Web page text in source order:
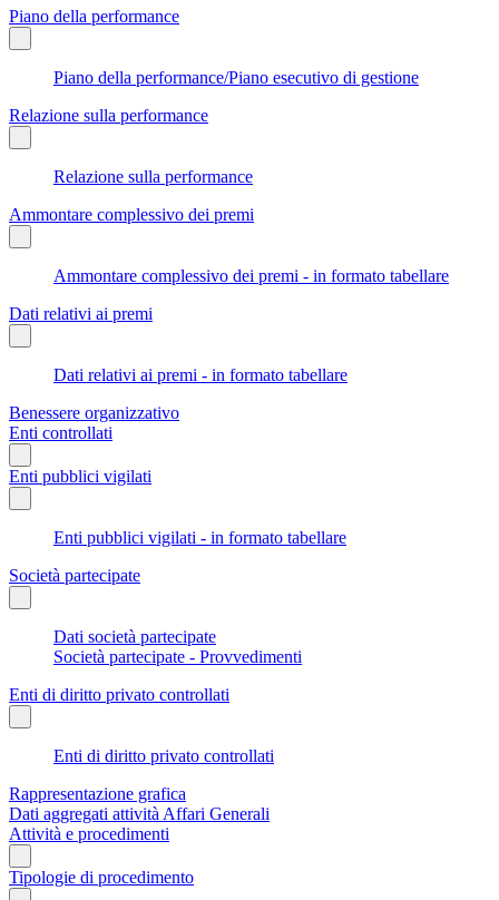
Piano della performance
Piano della performance/Piano esecutivo di gestione
Relazione sulla performance
Relazione sulla performance
Ammontare complessivo dei premi
Ammontare complessivo dei premi - in formato tabellare
Dati relativi ai premi
Dati relativi ai premi - in formato tabellare
Benessere organizzativo
Enti controllati
Enti pubblici vigilati
Enti pubblici vigilati - in formato tabellare
Società partecipate
Dati società partecipate
Società partecipate - Provvedimenti
Enti di diritto privato controllati
Enti di diritto privato controllati
Rappresentazione grafica
Dati aggregati attività Affari Generali
Attività e procedimenti
Tipologie di procedimento